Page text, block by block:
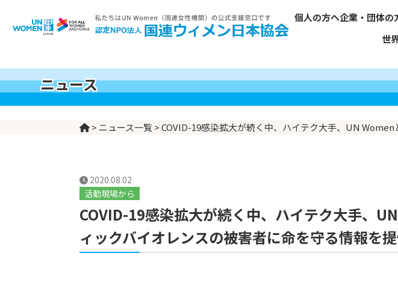
世
支援プログ
今回の寄付
UN Women
個人の方へ企業・団体の
ニュース
> ニュース一覧 >COVID-19感染拡大が続く中、ハイテク大手、UN
2020.08.02
活動現場から
COVID-19感染拡大が続く中、ハイテク大手、
ィックバイオレンスの被害者に命を守る情報を